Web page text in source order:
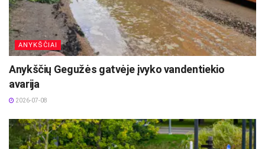
ANYKŠČIAI
Anykščių Gegužės gatvėje įvyko vandentiekio
avarija
2026-07-08